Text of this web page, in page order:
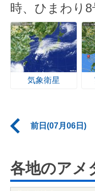
時、ひまわり8
気象衛星
前日(07月06日)
各地のアメ